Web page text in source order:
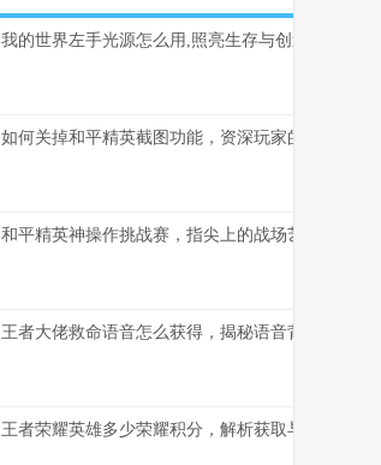
我的世界左手光源怎么用,照亮生存与创造之路
如何关掉和平精英截图功能，资深玩家的操作心得
和平精英神操作挑战赛，指尖上的战场艺术
王者大佬救命语音怎么获得，揭秘语音背后的荣耀
王者荣耀英雄多少荣耀积分，解析获取与使用之道